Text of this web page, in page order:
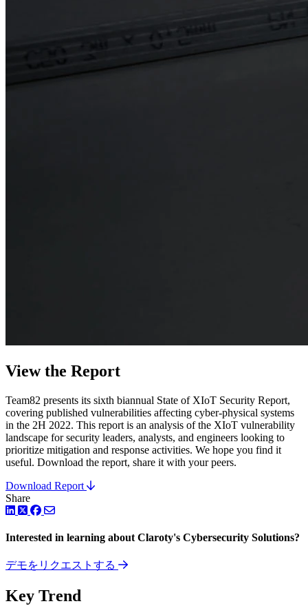
View the Report
Team82 presents its sixth biannual State of XIoT Security Report,
covering published vulnerabilities affecting cyber-physical systems
in the 2H 2022. This report is an analysis of the XIoT vulnerability
landscape for security leaders, analysts, and engineers looking to
prioritize mitigation and response activities. We hope you find it
useful. Download the report, share it with your peers.
Download Report
Share
LinkedIn
ツイッター
Facebook
Interested in learning about Claroty's Cybersecurity Solutions?
デモをリクエストする
Key Trend